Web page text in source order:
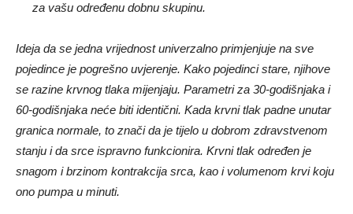
za vašu određenu dobnu skupinu.
Ideja da se jedna vrijednost univerzalno primjenjuje na sve
pojedince je pogrešno uvjerenje. Kako pojedinci stare, njihove
se razine krvnog tlaka mijenjaju. Parametri za 30-godišnjaka i
60-godišnjaka neće biti identični. Kada krvni tlak padne unutar
granica normale, to znači da je tijelo u dobrom zdravstvenom
stanju i da srce ispravno funkcionira. Krvni tlak određen je
snagom i brzinom kontrakcija srca, kao i volumenom krvi koju
ono pumpa u minuti.